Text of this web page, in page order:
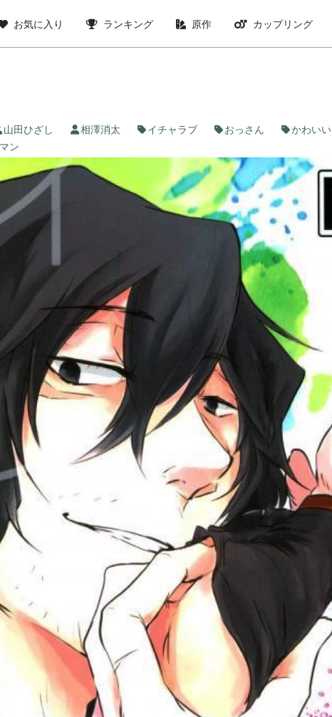
お気に入り ランキング 原作 カップリング
山田ひざし 相澤消太 イチャラブ おっさん
かわいい
ン